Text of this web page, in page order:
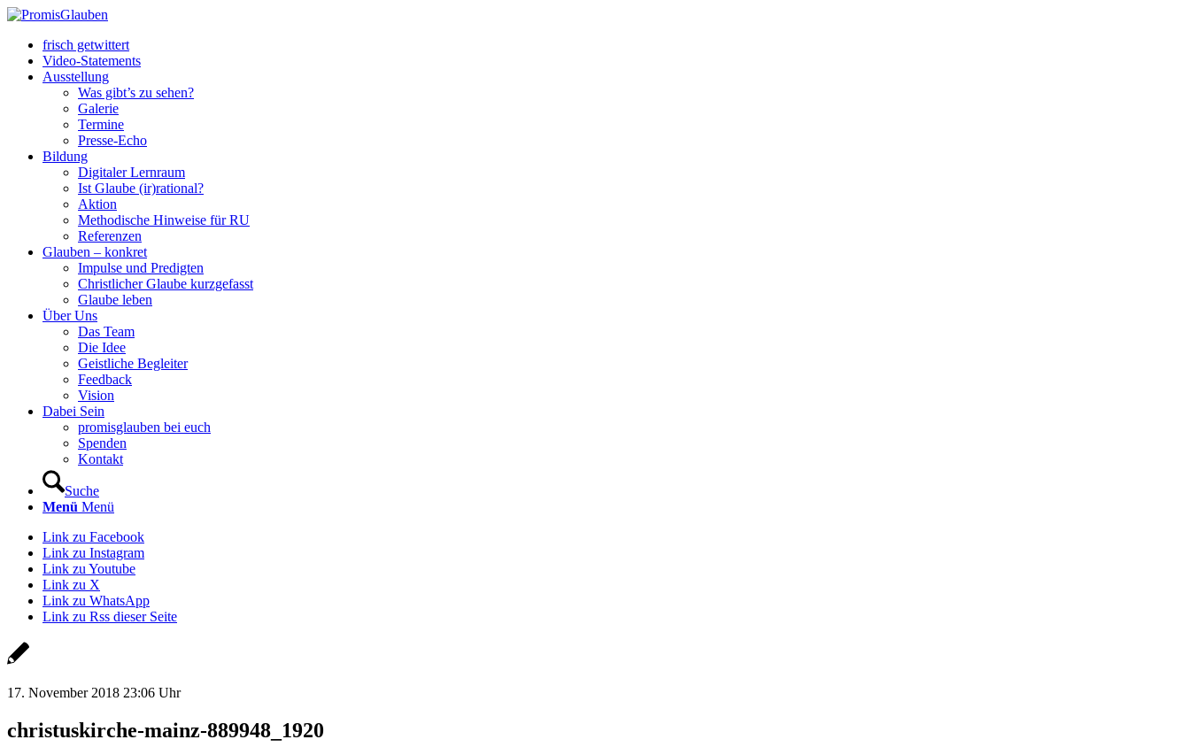
frisch getwittert
Video-Statements
Ausstellung
Was gibt’s zu sehen?
Galerie
Termine
Presse-Echo
Bildung
Digitaler Lernraum
Ist Glaube (ir)rational?
Aktion
Methodische Hinweise für RU
Referenzen
Glauben – konkret
Impulse und Predigten
Christlicher Glaube kurzgefasst
Glaube leben
Über Uns
Das Team
Die Idee
Geistliche Begleiter
Feedback
Vision
Dabei Sein
promisglauben bei euch
Spenden
Kontakt
Suche
Menü Menü
Link zu Facebook
Link zu Instagram
Link zu Youtube
Link zu X
Link zu WhatsApp
Link zu Rss dieser Seite
17. November 2018 23:06 Uhr
christuskirche-mainz-889948_1920